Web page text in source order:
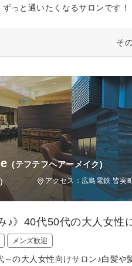
っと通いたくなるサロンです！
そ
(テフテフヘアーメイク)
アクセス：広島電鉄 皆実
♪》40代50代の大人女
メンズ歓迎
～の大人女性向けサロン♪白髪